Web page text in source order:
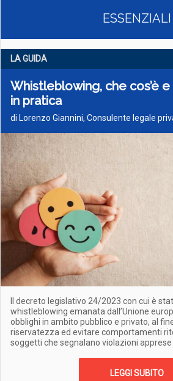
ESSENZIALI
LA GUIDA
Whistleblowing, che cos’è
in pratica
di Lorenzo Giannini, Consulente legale
Il decreto legislativo 24/2023 con cui è
whistleblowing emanata dall’Unione
obblighi in ambito pubblico e privato, al
riservatezza ed evitare comportamenti
soggetti che segnalano violazioni
LEGGI SUBITO